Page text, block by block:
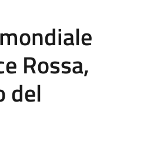
Rossa,
del